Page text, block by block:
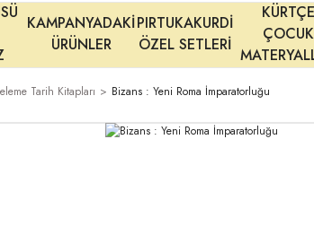
KAMPANYADAKİ
ÜRÜNLER
PIRTUKAKURDİ
ÖZEL SETLERİ
KÜRTÇE
ÇOCUK
Tarih Kitapları Bizans : Yeni Roma İmparatorluğu